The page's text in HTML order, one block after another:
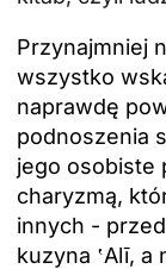
Przynajmniej
wszystko
naprawdę
podnoszenia
jego osobiste
charyzmą,
innych -
kuzyna ‛Alī, a